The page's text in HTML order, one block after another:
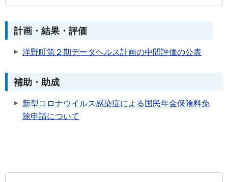
計画・結果・評価
洋野町第２期データヘルス計画の中間評価の公表
補助・助成
新型コロナウイルス感染症による国民年金保険料免
除申請について